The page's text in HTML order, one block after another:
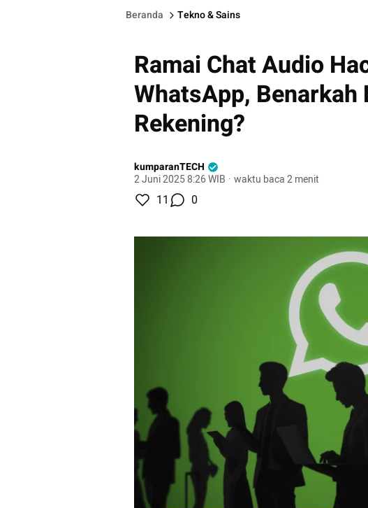
Beranda Tekno & Sains
Ramai Chat Audio
WhatsApp, Benarkah
Rekening?
kumparanTECH
2 Juni 2025 8:26 WIB · waktu baca 2 menit
11 0